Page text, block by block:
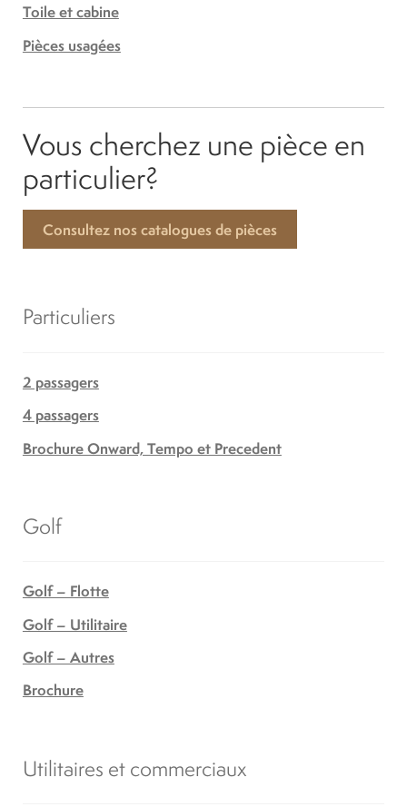
Toile et cabine
Pièces usagées
Vous cherchez une pièce en
particulier?
Consultez nos catalogues de pièces
Particuliers
2 passagers
4 passagers
Brochure Onward, Tempo et Precedent
Golf
Golf – Flotte
Golf – Utilitaire
Golf – Autres
Brochure
Utilitaires et commerciaux